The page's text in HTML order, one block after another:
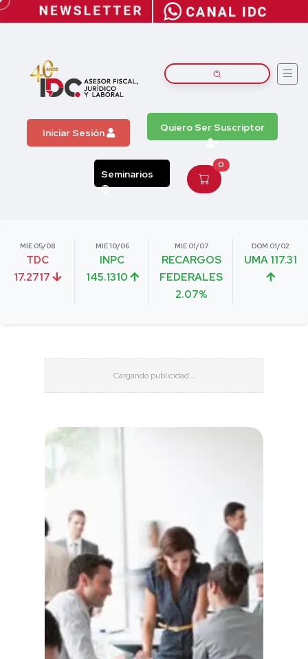
Iniciar Sesión Quiero Ser Suscriptor
Seminarios
0
MIE 05/08
TDC
17.2717
MIE 10/06
INPC
145.1310
MIE 01/07
RECARGOS
FEDERALES
2.07%
DOM 01/02
UMA 117.31